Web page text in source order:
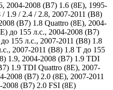
, 2004-2008 (B7) 1.6 (8E), 1995-
1.9 / 2.4 / 2.8, 2007-2011 (B8)
(B7) 1.8 Quattro (8E), 2004-
до 155 л.с., 2004-2008 (B7)
155 л.с., 2007-2011 (B8) 1.8
, 2007-2011 (B8) 1.8 T до 155
1.9, 2004-2008 (B7) 1.9 TDI
1.9 TDI Quattro (8E), 2007-
2008 (B7) 2.0 (8E), 2007-2011
2008 (B7) 2.0 FSI (8E)